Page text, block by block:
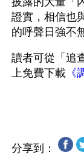
證實，相信也
的呼聲日強不
讀者可從「追
上免費下載 《
分享到：